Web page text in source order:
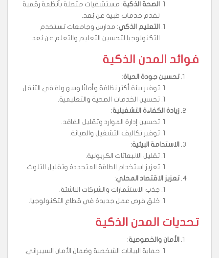
الصحة الذكية: مستشفيات متصلة بأنظمة رقمية
تقدم خدمات طبية عن بُعد.
التعليم الذكي: مدارس وجامعات تستخدم
التكنولوجيا لتحسين التعليم والتعلم عن بُعد.
فوائد المدن الذكية
تحسين جودة الحياة:
توفير بيئة أكثر نظافة وأمانًا وسهولة في التنقل.
تحسين الخدمات الصحية والتعليمية.
زيادة الكفاءة التشغيلية:
تحسين إدارة الموارد وتقليل الفاقد.
توفير تكاليف التشغيل والصيانة.
الاستدامة البيئية:
تقليل الانبعاثات الكربونية.
تعزيز استخدام الطاقة المتجددة وتقليل التلوث.
تعزيز الاقتصاد المحلي:
جذب الاستثمارات والشركات الناشئة.
خلق فرص عمل جديدة في قطاع التكنولوجيا.
تحديات المدن الذكية
الأمان والخصوصية:
حماية البيانات الشخصية وضمان الأمان السيبراني.